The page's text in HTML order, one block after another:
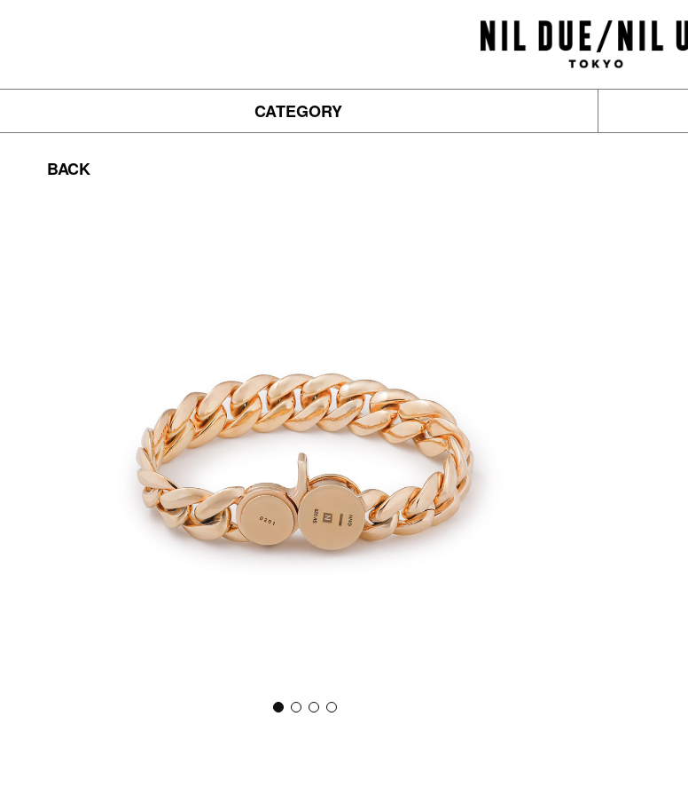
CATEGORY
BACK